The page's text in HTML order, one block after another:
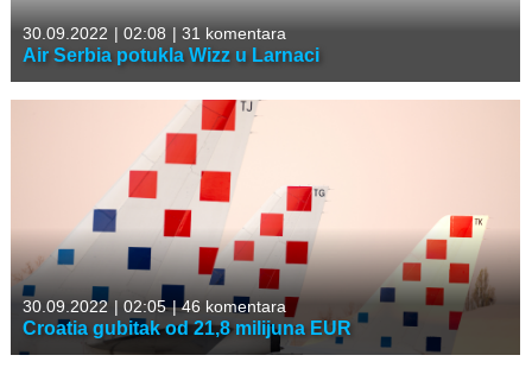
30.09.2022 | 02:08 | 31 komentara
Air Serbia potukla Wizz u Larnaci
30.09.2022 | 02:05 |46 komentara
Croatia gubitak od 21,8 milijuna EUR